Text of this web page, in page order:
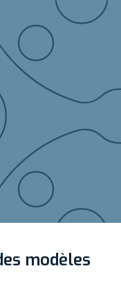
modèles